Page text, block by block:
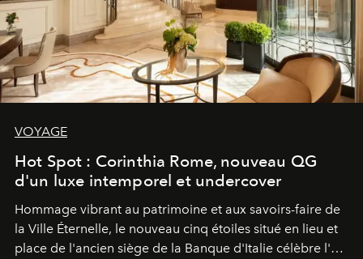
VOYAGE
Hot Spot : Corinthia Rome, nouveau QG
d'un luxe intemporel et undercover
Hommage vibrant au patrimoine et aux savoirs-faire de
la Ville Éternelle, le nouveau cinq étoiles situé en lieu et
place de l'ancien siège de la Banque d'Italie célèbre l'art